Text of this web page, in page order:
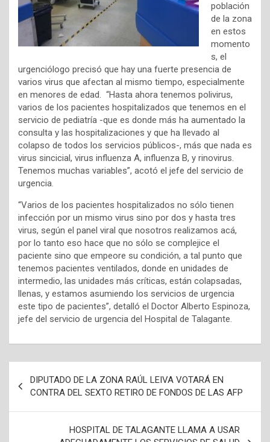
población
de la zona
en estos
momento
s, el
urgenciólogo precisó que hay una fuerte presencia de
varios virus que afectan al mismo tiempo, especialmente
en menores de edad. “Hasta ahora tenemos polivirus,
varios de los pacientes hospitalizados que tenemos en el
servicio de pediatría -que es donde más ha aumentado la
consulta y las hospitalizaciones y que ha llevado al
colapso de todos los servicios públicos-, más que nada es
virus sincicial, virus influenza A, influenza B, y rinovirus.
Tenemos muchas variables”, acotó el jefe del servicio de
urgencia.
“Varios de los pacientes hospitalizados no sólo tienen
infección por un mismo virus sino por dos y hasta tres
virus, según el panel viral que nosotros realizamos acá,
por lo tanto eso hace que no sólo se complejice el
paciente sino que empeore su condición, a tal punto que
tenemos pacientes ventilados, donde en unidades de
intermedio, las unidades más críticas, están colapsadas,
llenas, y estamos asumiendo los servicios de urgencia
este tipo de pacientes”, detalló el Doctor Alberto Espinoza,
jefe del servicio de urgencia del Hospital de Talagante.
v
DIPUTADO DE LA ZONA RAÚL LEIVA VOTARÁ EN
CONTRA DEL SEXTO RETIRO DE FONDOS DE LAS AFP
HOSPITAL DE TALAGANTE LLAMA A USAR